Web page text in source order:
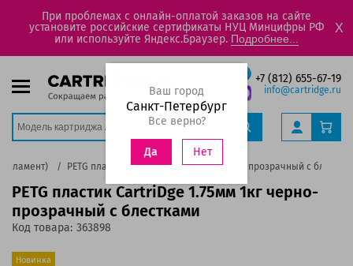
При проблемах с онлайн-оплатой заказов на сайте
установите российские сертификаты НУЦ Минцифры РФ
или используйте Яндекс.Браузер. Подробнее...
X
+7 (812) 655-67-19
info@cartridge.ru
Ваш город
Санкт-Петербург
Все верно?
Да Нет
PETG пластик CartriDge 1.75мм 1кг черно-прозрачный с
PETG пластик CartriDge 1.75мм 1кг черно-
прозрачный с блестками
Код товара: 363898
Новинка